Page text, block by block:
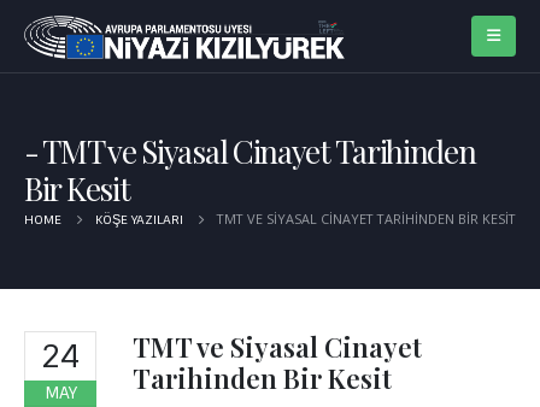
TMT ve Siyasal Cinayet Tarihinden
Bir Kesit
HOME KÖŞE YAZILARI TMT VE SIYASAL CINAYET TARIHINDEN BIR KESIT
24
MAY
TMT ve Siyasal Cinayet
Tarihinden Bir Kesit